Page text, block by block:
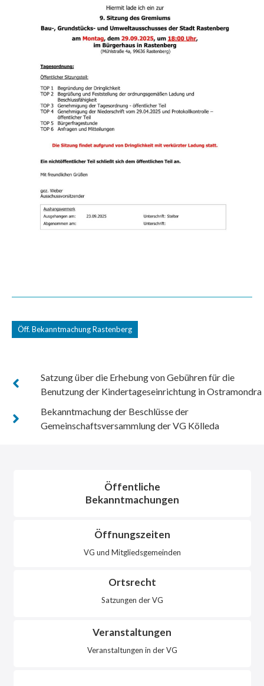
Öff. Bekanntmachung Rastenberg
Satzung über die Erhebung von Gebühren für die
Benutzung der Kindertageseinrichtung in Ostramondra
Bekanntmachung der Beschlüsse der
Gemeinschaftsversammlung der VG Kölleda
Öffentliche
Bekanntmachungen
Öffnungszeiten
VG und Mitgliedsgemeinden
Ortsrecht
Satzungen der VG
Veranstaltungen
Veranstaltungen in der VG